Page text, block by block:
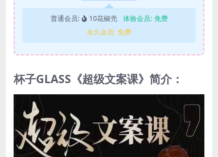
普通会员: 10花椒壳 体验会员: 免费
永久会员: 免费
杯子GLASS《超级文案课》简介：